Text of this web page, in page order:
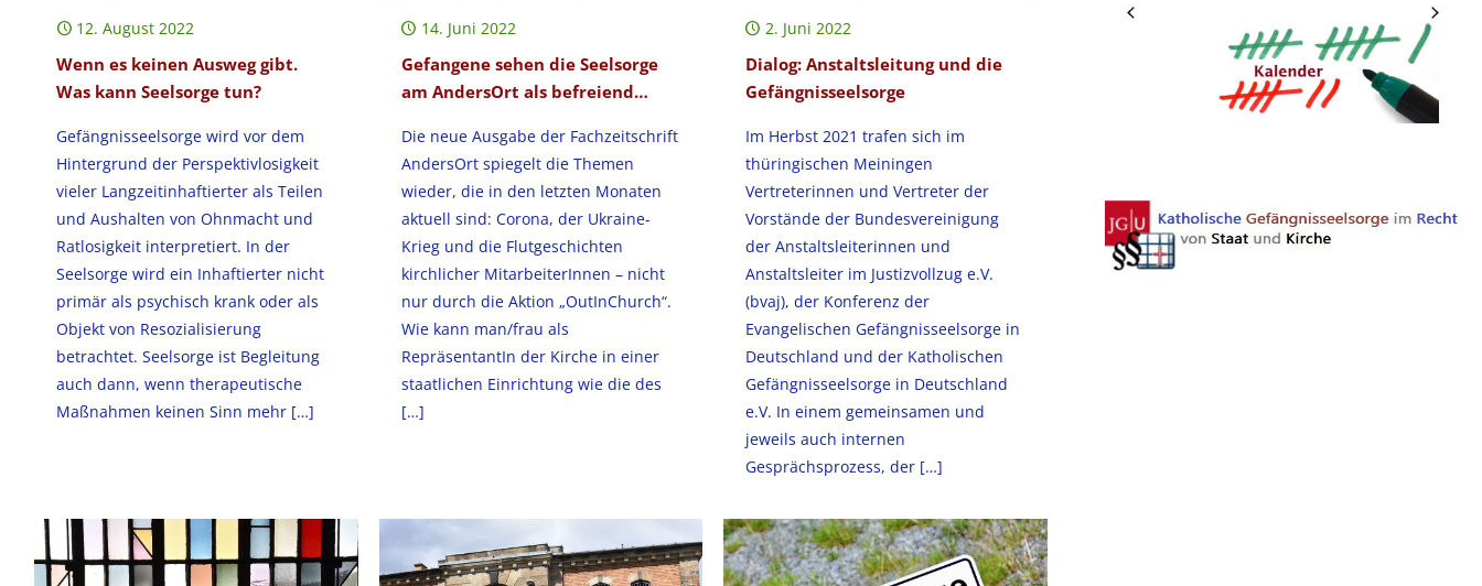
12. August 2022
Wenn es keinen Ausweg gibt.
Was kann Seelsorge tun?
Gefängnisseelsorge wird vor dem
Hintergrund der Perspektivlosigkeit
vieler Langzeitinhaftierter als Teilen
und Aushalten von Ohnmacht und
Ratlosigkeit interpretiert. In der
Seelsorge wird ein Inhaftierter nicht
primär als psychisch krank oder als
Objekt von Resozialisierung
betrachtet. Seelsorge ist Begleitung
auch dann, wenn therapeutische
Maßnahmen keinen Sinn mehr […]
14. Juni 2022
Gefangene sehen die Seelsorge
am AndersOrt als befreiend…
Die neue Ausgabe der Fachzeitschrift
AndersOrt spiegelt die Themen
wieder, die in den letzten Monaten
aktuell sind: Corona, der Ukraine-
Krieg und die Flutgeschichten
kirchlicher MitarbeiterInnen – nicht
nur durch die Aktion „OutInChurch“.
Wie kann man/frau als
RepräsentantIn der Kirche in einer
staatlichen Einrichtung wie die des
[…]
2. Juni 2022
Dialog: Anstaltsleitung und die
Gefängnisseelsorge
Im Herbst 2021 trafen sich im
thüringischen Meiningen
Vertreterinnen und Vertreter der
Vorstände der Bundesvereinigung
der Anstaltsleiterinnen und
Anstaltsleiter im Justizvollzug e.V.
(bvaj), der Konferenz der
Evangelischen Gefängnisseelsorge in
Deutschland und der Katholischen
Gefängnisseelsorge in Deutschland
e.V. In einem gemeinsamen und
jeweils auch internen
Gesprächsprozess, der[…]